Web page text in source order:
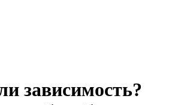
зависимость?